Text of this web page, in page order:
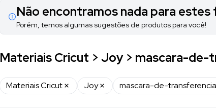
Não encontramos nada para estes
Porém, temos algumas sugestões de produtos para você!
Materiais Cricut > Joy > mascara-de-
Materiais Cricut Joy mascara-de-transferencia